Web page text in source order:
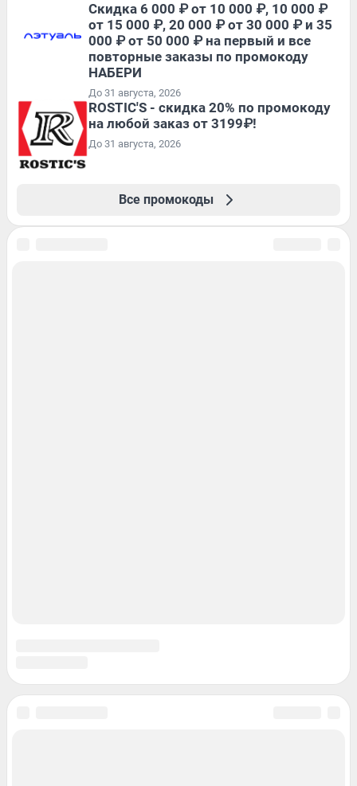
Скидка 6 000 ₽ от 10 000 ₽, 10 000 ₽
от 15 000 ₽, 20 000 ₽ от 30 000 ₽ и 35
000 ₽ от 50 000 ₽ на первый и все
повторные заказы по промокоду
НАБЕРИ
До 31 августа, 2026
ROSTIC'S - скидка 20% по промокоду
на любой заказ от 3199₽!
До 31 августа, 2026
Все промокоды